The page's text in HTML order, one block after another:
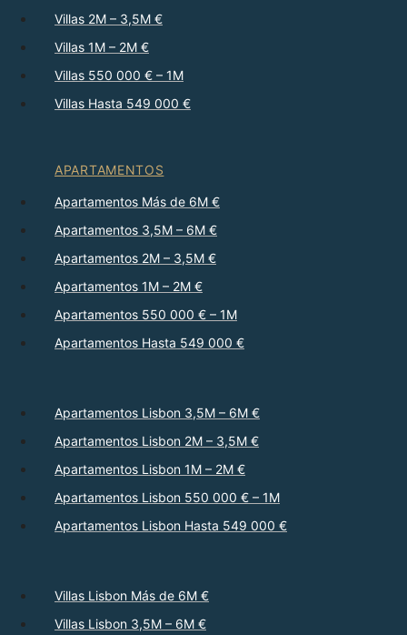
Villas 2M – 3,5M €
Villas 1M – 2M €
Villas 550 000 € – 1M
Villas Hasta 549 000 €
APARTAMENTOS
Apartamentos Más de 6M €
Apartamentos 3,5M – 6M €
Apartamentos 2M – 3,5M €
Apartamentos 1M – 2M €
Apartamentos 550 000 € – 1M
Apartamentos Hasta 549 000 €
Apartamentos Lisbon 3,5M – 6M €
Apartamentos Lisbon 2M – 3,5M €
Apartamentos Lisbon 1M – 2M €
Apartamentos Lisbon 550 000 € – 1M
Apartamentos Lisbon Hasta 549 000 €
Villas Lisbon Más de 6M €
Villas Lisbon 3,5M – 6M €